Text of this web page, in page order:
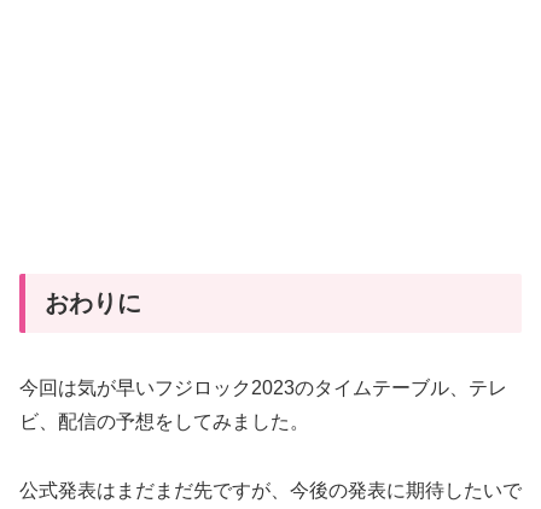
おわりに
今回は気が早いフジロック2023のタイムテーブル、テレ
ビ、配信の予想をしてみました。
公式発表はまだまだ先ですが、今後の発表に期待したいで